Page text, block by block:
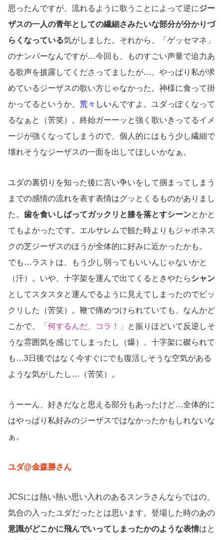
思ったんですが、流れるように歌うことによって逆にジー
ザスの一人の青年としての繊細さみたいな部分が分かりづ
らくなっている気がしました。それから、「ゲッセマネ」
のナンバーなんですが…今回も、ものすごい声量で迫力あ
る歌声を披露してくださってましたが…、やっぱり私が求
めているジーザスの歌い方じゃなかった。神様に食って掛
かってるというか、 荒々しいんですよ。ユダっぽくなって
るなぁと（苦笑）。終始ガーーッと強く歌いきってるイメ
ージが強くなってしまうので、個人的にはもう少し繊細で
壊れそうなジーザスの一面を出してほしいかなぁ。
ユダの裏切りを知った後に言い争いをして掴まってしまう
までの感情の流れを表す表情はグッとくるものがありまし
た。 歯を食いしばってガックリと膝を落とすシーンとかと
てもよかったです。エルサレムで観た時よりもジャポネス
クの芝ジーザスのほうが全体的に好みに近かったかも。
でも…ラストは、もう少し弱ってもいいんじゃないかと
（汗）。いや、十字架を運んで出てくるときやたらシャン
としてスタスタと運んでるように見えてしまったのでビッ
クリした（苦笑）。鞭で痛めつけられていても、なんかど
こかで、
「何するんだ、コラ！」
と振りほどいて反逆しそ
うな雰囲気を感じてしまったし（爆）、十字架に磔られて
も…3日後ではなく今すぐにでも復活しそうな空気がある
ような気がしたし…（苦笑）。
うーーん、好きだなと思える部分もあったけど…全体的に
はやっぱり私好みのジーザスではなかったかもしれないな
ぁ。
ユダ@金森勝さん
JCSには熱い熱い思い入れのあるスンラさんならではの、
気合の入ったユダだったとは思います。登場した時のあの
意識がどこかに飛んでいってしまったかのような表情はと